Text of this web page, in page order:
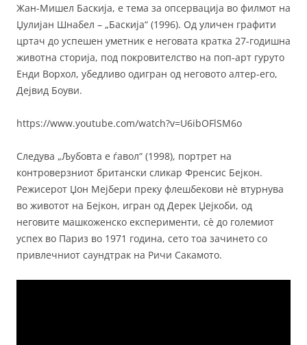
Жан-Мишел Баскија, е тема за опсервација во филмот на
Џулијан Шнабел – „Баскија“ (1996). Од уличен графити
цртач до успешен уметник е неговата кратка 27-годишна
животна сторија, под покровителство на поп-арт гуруто
Енди Ворхол, убедливо одигран од неговото алтер-его,
Дејвид Боуви.
https://www.youtube.com/watch?v=U6ibOFlSM6o
Следува „Љубовта е ѓавол“ (1998), портрет на
контроверзниот британски сликар Френсис Бејкон.
Режисерот Џон Мејбери преку флешбекови нè втурнува
во животот на Бејкон, игран од Дерек Џејкоби, од
неговите машкоженско експерименти, сè до големиот
успех во Париз во 1971 година, сето тоа зачинето со
привлечниот саундтрак на Ричи Сакамото.